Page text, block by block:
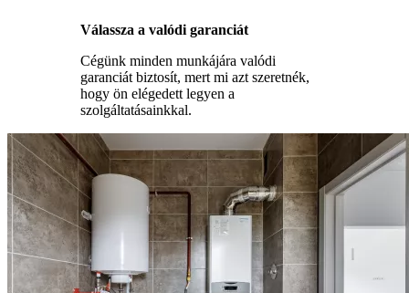
Válassza a valódi garanciát
Cégünk minden munkájára valódi
garanciát biztosít, mert mi azt szeretnék,
hogy ön elégedett legyen a
szolgáltatásainkkal.